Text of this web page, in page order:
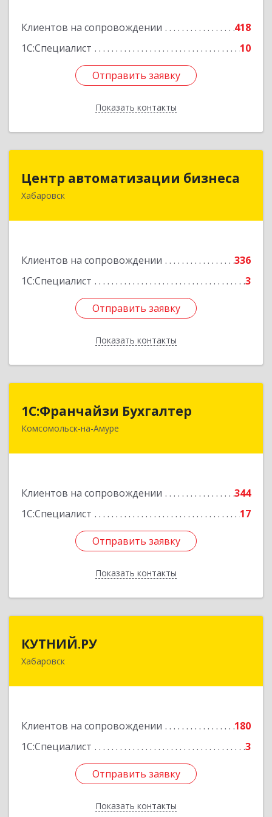
Клиентов на сопровождении
418
1С:Специалист
10
Отправить заявку
Показать контакты
Отправить заявку
Назад
Центр автоматизации бизнеса
Хабаровск
Клиентов на сопровождении
336
1С:Специалист
3
Отправить заявку
Показать контакты
Центр автоматизации бизнеса
680030, Хабаровский край, Хабаровск г, Ленина
Отправить заявку
Назад
1С:Франчайзи Бухгалтер
Комсомольск-на-Амуре
Клиентов на сопровождении
344
1С:Специалист
17
Отправить заявку
Показать контакты
1С:Франчайзи Бухгалтер
681000, Хабаровский край, Комсомольск-на-
Подробнее
Отправить заявку
Назад
КУТНИЙ.РУ
Хабаровск
Клиентов на сопровождении
180
1С:Специалист
3
Отправить заявку
Показать контакты
680007, Хабаровский край, Хабаровск г,
Отправить заявку
Назад